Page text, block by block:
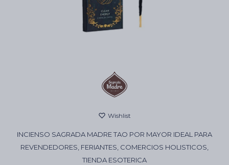
INCIENSO SAGRADA MADRE TAO POR MAYOR IDEAL PARA
REVENDEDORES, FERIANTES, COMERCIOS HOLISTICOS,
TIENDA ESOTERICA